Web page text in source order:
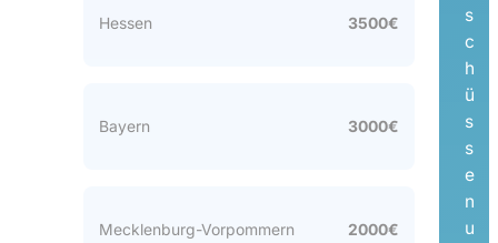
Hessen 3500€
Bayern 3000€
Mecklenburg-Vorpommern 2000€
s
c
h
ü
s
s
e
n
u